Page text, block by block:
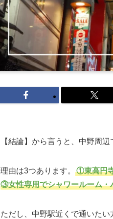
【結論】から言うと、中野周
理由は3つあります。
①東高円
③女性専用でシャワールーム・
ただし、中野駅近くで通いたい